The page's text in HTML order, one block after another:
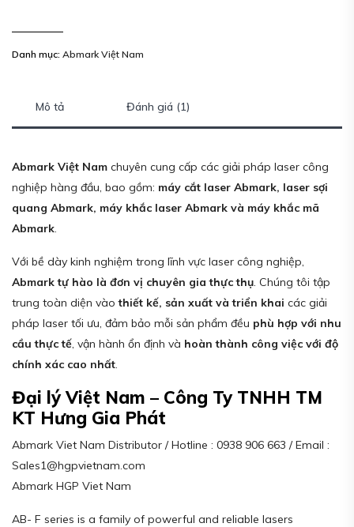
Danh mục: Abmark Việt Nam
Mô tả Đánh giá (1)
Abmark Việt Nam chuyên cung cấp các giải pháp laser công
nghiệp hàng đầu, bao gồm: máy cắt laser Abmark, laser sợi
quang Abmark, máy khắc laser Abmark và máy khắc mã
Abmark.
Với bề dày kinh nghiệm trong lĩnh vực laser công nghiệp,
Abmark tự hào là đơn vị chuyên gia thực thụ. Chúng tôi tập
trung toàn diện vàothiết kế, sản xuất và triển khai các giải
pháp laser tối ưu, đảm bảo mỗi sản phẩm đều phù hợp với nhu
cầu thực tế, vận hành ổn định và hoàn thành công việc với độ
chính xác cao nhất.
Đại lý Việt Nam – Công Ty TNHH TM
KT Hưng Gia Phát
Abmark Viet Nam Distributor / Hotline : 0938 906 663 / Email :
Sales1@hgpvietnam.com
Abmark HGP Viet Nam
AB- F series is a family of powerful and reliable lasers